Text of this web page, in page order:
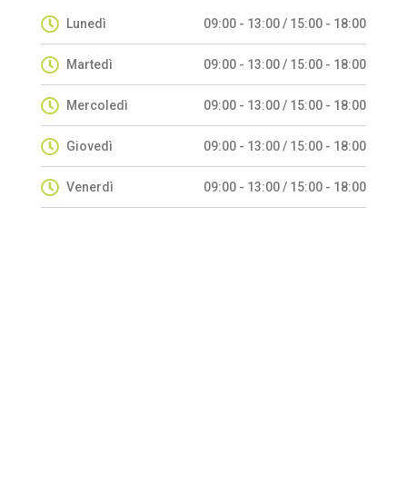
Lunedì 09:00 - 13:00 / 15:00 - 18:00
Martedì 09:00 - 13:00 / 15:00 - 18:00
Mercoledì 09:00 - 13:00 / 15:00 - 18:00
Giovedì 09:00 - 13:00 / 15:00 - 18:00
Venerdì 09:00 - 13:00 / 15:00 - 18:00